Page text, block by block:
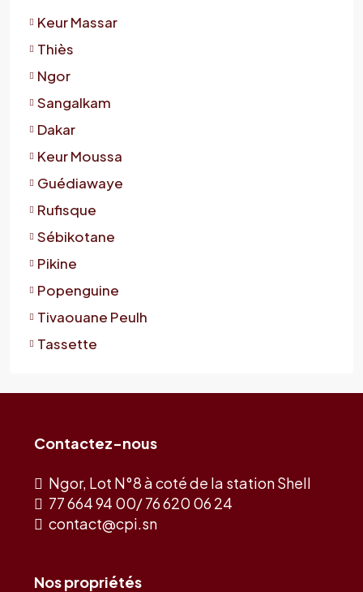
Keur Massar
Thiès
Ngor
Sangalkam
Dakar
Keur Moussa
Guédiawaye
Rufisque
Sébikotane
Pikine
Popenguine
Tivaouane Peulh
Tassette
Contactez-nous
Ngor, Lot N°8 à coté de la station Shell
77 664 94 00/ 76 620 06 24
contact@cpi.sn
Nos propriétés